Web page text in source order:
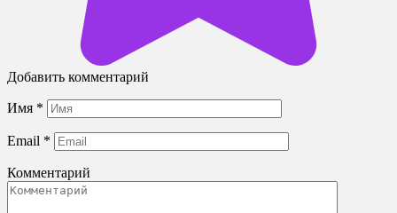
Добавить комментарий
Имя *
Email *
Комментарий